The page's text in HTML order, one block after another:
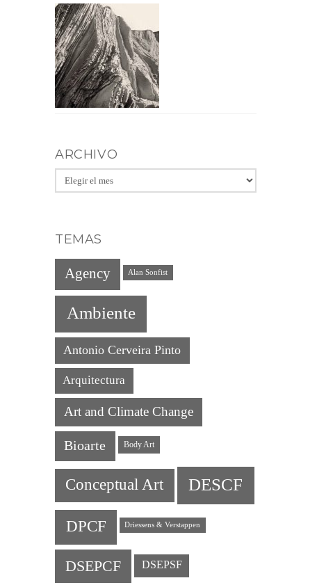
ARCHIVO
Archivo
TEMAS
Agency Alan Sonfist
Ambiente
Antonio Cerveira Pinto
Arquitectura
Art and Climate Change
Bioarte Body Art
Conceptual Art DESCF
DPCF Driessens & Verstappen
DSEPCF DSEPSF